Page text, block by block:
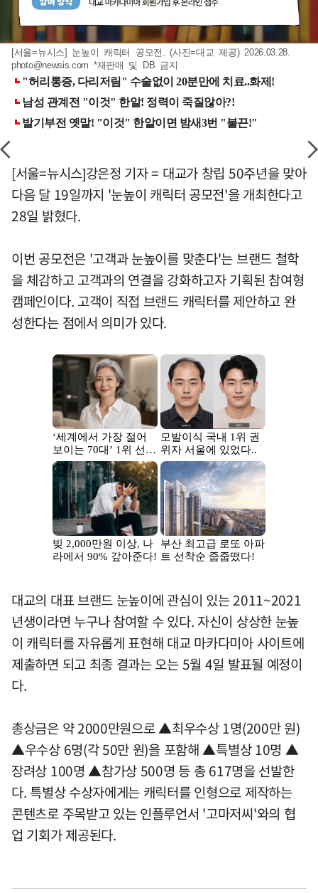
[서울=뉴시스] 눈높이 캐릭터 공모전. (사진=대교 제공) 2026.03.28.
photo@newsis.com *재판매 및 DB 금지
[서울=뉴시스]강은정 기자 = 대교가 창립 50주년을 맞아
다음 달 19일까지 '눈높이 캐릭터 공모전'을 개최한다고
28일 밝혔다.
이번 공모전은 '고객과 눈높이를 맞춘다'는 브랜드 철학
을 체감하고 고객과의 연결을 강화하고자 기획된 참여형
캠페인이다. 고객이 직접 브랜드 캐릭터를 제안하고 완
성한다는 점에서 의미가 있다.
대교의 대표 브랜드 눈높이에 관심이 있는 2011~2021
년생이라면 누구나 참여할 수 있다. 자신이 상상한 눈높
이 캐릭터를 자유롭게 표현해 대교 마카다미아 사이트에
제출하면 되고 최종 결과는 오는 5월 4일 발표될 예정이
다.
총상금은 약 2000만원으로 ▲최우수상 1명(200만 원)
▲우수상 6명(각 50만 원)을 포함해 ▲특별상 10명 ▲
장려상 100명 ▲참가상 500명 등 총 617명을 선발한
다. 특별상 수상자에게는 캐릭터를 인형으로 제작하는
콘텐츠로 주목받고 있는 인플루언서 '고마저씨'와의 협
업 기회가 제공된다.